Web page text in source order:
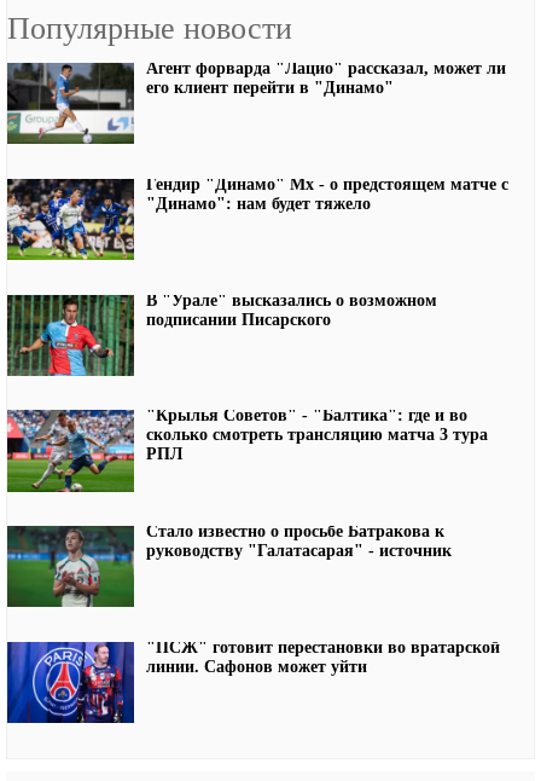
Популярные новости
Агент форварда "Лацио" рассказал, может ли
его клиент перейти в "Динамо"
Гендир "Динамо" Мх - о предстоящем матче с
"Динамо": нам будет тяжело
В "Урале" высказались о возможном
подписании Писарского
"Крылья Советов" - "Балтика": где и во
сколько смотреть трансляцию матча 3 тура
РПЛ
Стало известно о просьбе Батракова к
руководству "Галатасарая" - источник
"ПСЖ" готовит перестановки во вратарской
линии. Сафонов может уйти